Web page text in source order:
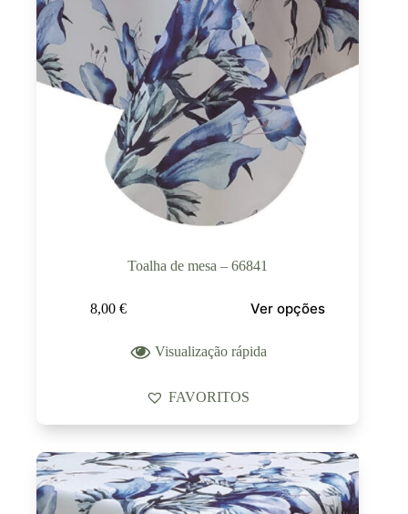
Toalha de mesa – 66841
8,00 € Ver opções
Visualização rápida
FAVORITOS